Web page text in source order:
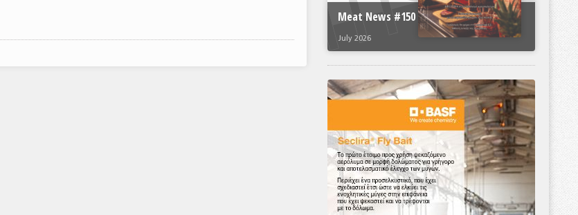
Meat News #150
July 2026